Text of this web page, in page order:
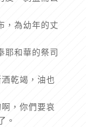
，為幼年的丈
耶和華的祭司
乾竭，油也
，你們要哀
。